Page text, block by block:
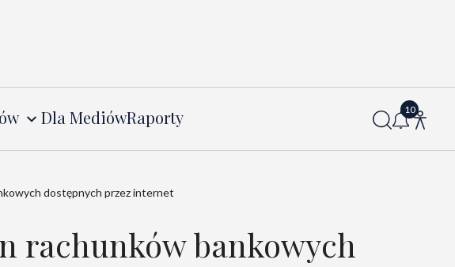
Dla MediówRaporty
dostępnych przez internet
rachunków bankowych